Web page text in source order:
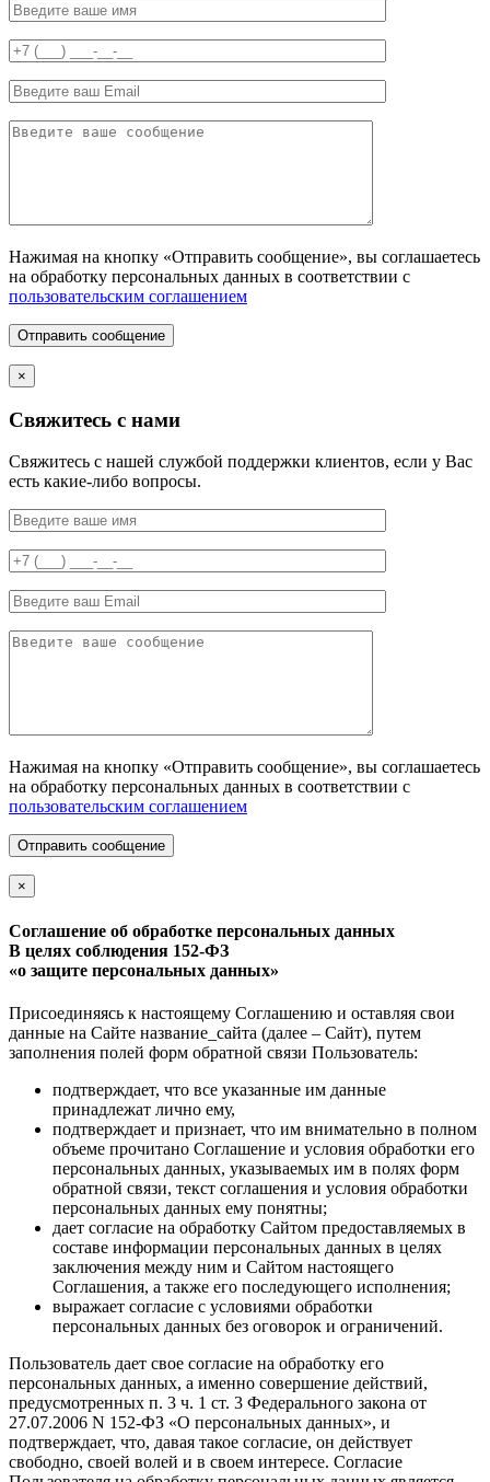
Нажимая на кнопку «Отправить сообщение», вы соглашаетесь
на обработку персональных данных в соответствии с
пользовательским соглашением
Отправить сообщение
×
Свяжитесь с нами
Свяжитесь с нашей службой поддержки клиентов, если у Вас
есть какие-либо вопросы.
Нажимая на кнопку «Отправить сообщение», вы соглашаетесь
на обработку персональных данных в соответствии с
пользовательским соглашением
Отправить сообщение
×
Соглашение об обработке персональных данных
В целях соблюдения 152-ФЗ
«о защите персональных данных»
Присоединяясь к настоящему Соглашению и оставляя свои
данные на Сайте название_сайта (далее – Сайт), путем
заполнения полей форм обратной связи Пользователь:
подтверждает, что все указанные им данные
принадлежат лично ему,
подтверждает и признает, что им внимательно в полном
объеме прочитано Соглашение и условия обработки его
персональных данных, указываемых им в полях форм
обратной связи, текст соглашения и условия обработки
персональных данных ему понятны;
дает согласие на обработку Сайтом предоставляемых в
составе информации персональных данных в целях
заключения между ним и Сайтом настоящего
Соглашения, а также его последующего исполнения;
выражает согласие с условиями обработки
персональных данных без оговорок и ограничений.
Пользователь дает свое согласие на обработку его
персональных данных, а именно совершение действий,
предусмотренных п. 3 ч. 1 ст. 3 Федерального закона от
27.07.2006 N 152-ФЗ «О персональных данных», и
подтверждает, что, давая такое согласие, он действует
свободно, своей волей и в своем интересе. Согласие